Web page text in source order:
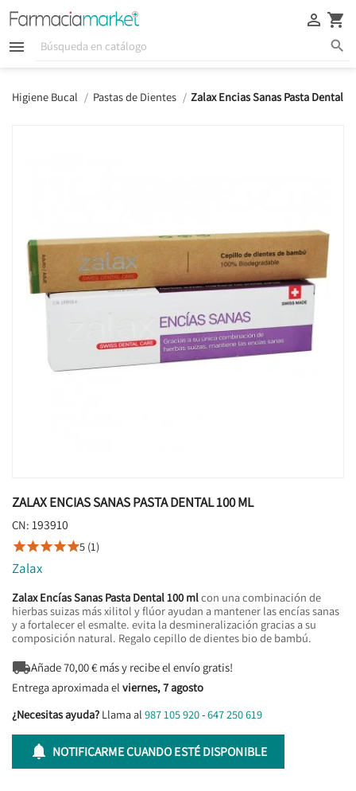
  
 
Higiene Bucal Pastas de Dientes Zalax Encias Sanas Pasta Dental
ZALAX ENCIAS SANAS PASTA DENTAL 100 ML
CN: 193910
5 (1)
Zalax
Zalax Encías Sanas Pasta Dental 100 mlcon una combinación de
hierbas suizas más xilitol y flúor ayudan a mantener las encías sanas
y a fortalecer el esmalte. evita la desmineralización gracias a su
composición natural. Regalo cepillo de dientes bio de bambú.
Añade70,00€ más y recibe el envío gratis!
Entrega aproximada el viernes, 7 agosto
¿Necesitas ayuda? Llama al 987 105 920-647 250 619
 NOTIFICARME CUANDO ESTÉ DISPONIBLE